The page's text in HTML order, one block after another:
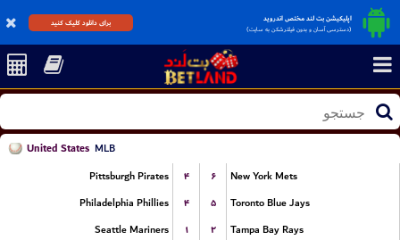
اپلیکیشن بت لند مختص اندروید
(دسترسی آسان و بدون فیلترشکن به سایت)
برای دانلود کلیک کنید
United States MLB
Pittsburgh Pirates
۴ ۶
New York Mets
Philadelphia Phillies
۴ ۵
Toronto Blue Jays
Seattle Mariners
۱ ۲
Tampa Bay Rays